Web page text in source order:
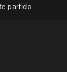
partido